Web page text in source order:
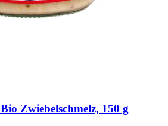
Bio Zwiebelschmelz, 150 g